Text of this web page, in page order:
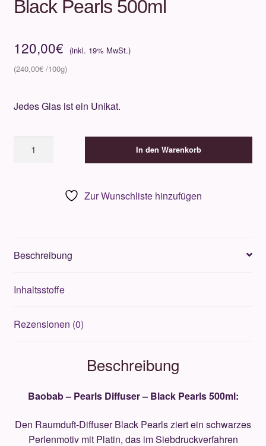
Black Pearls 500ml
120,00€
240,00€
Jedes Glas ist ein Unikat.
Pearls
In den Warenkorb
Zur Wunschliste hinzufügen
Beschreibung
Inhaltsstoffe
Rezensionen (0)
Beschreibung
Baobab – Pearls Diffuser – Black Pearls 500ml:
Den Raumduft-Diffuser Black Pearls ziert ein schwarzes
Perlenmotiv mit Platin, das im Siebdruckverfahren